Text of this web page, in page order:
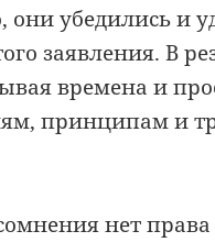
они убедились и
заявления. В
времена и
принципам и
нет